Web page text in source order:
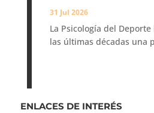
31 Jul 2026
La Psicología del
las últimas décadas una
ENLACES DE INTERÉS